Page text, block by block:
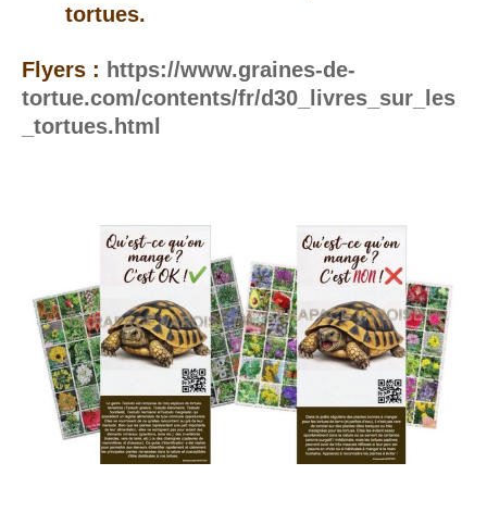
tortues.
Flyers : https://www.graines-de-
tortue.com/contents/fr/d30_livres_sur_les
_tortues.html